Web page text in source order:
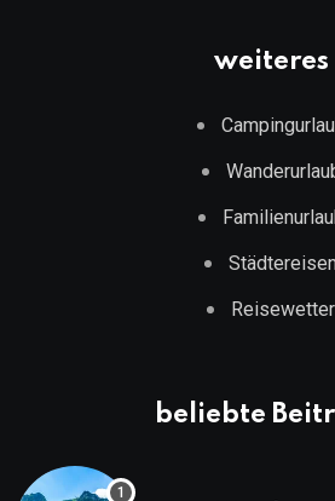
weiteres
Reisewetter
beliebte